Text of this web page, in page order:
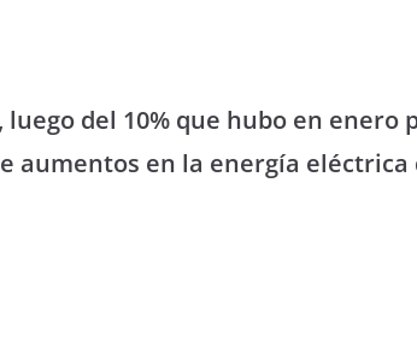
del 10% que hubo en enero
aumentos en la energía eléctrica